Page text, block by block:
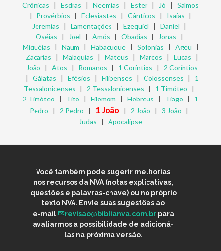
Crônicas | Esdras | Neemias | Ester | Jó | Salmos
| Provérbios | Eclesiastes | Cânticos | Isaías |
Jeremias | Lamentações | Ezequiel | Daniel |
Oséias | Joel | Amós | Obadias | Jonas |
Miquéias | Naum | Habacuque| Sofonias | Ageu |
Zacarias | Malaquias | Mateus | Marcos | Lucas |
João | Atos | Romanos | 1 Coríntios | 2 Coríntios
| Gálatas | Efésios | Filipenses | Colossenses | 1
Tessalonicenses | 2 Tessalonicenses | 1 Timóteo |
2 Timóteo | Tito | Filemom | Hebreus | Tiago | 1
Pedro | 2 Pedro | 1 João | 2 João | 3 João |
Judas | Apocalipse
Você também pode sugerir melhorias
nos recursos da NVA (notas explicativas,
questões e palavras-chave) ou no próprio
texto NVA. Envie suas sugestões ao
e-mail
revisao@biblianva.com.br para
avaliarmos a possibilidade de adicioná-
las na próxima versão.